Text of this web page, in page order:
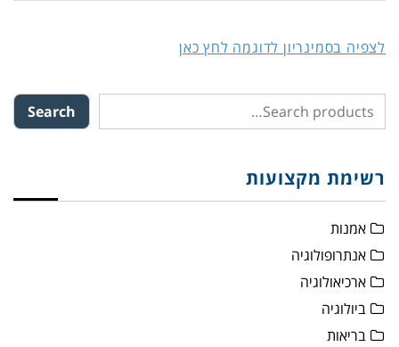
לצפיה בסמינריון לדוגמה לחץ כאן
Search
רשימת מקצועות
אמנות
אנתרופולוגיה
ארכיאולוגיה
ביולוגיה
בריאות